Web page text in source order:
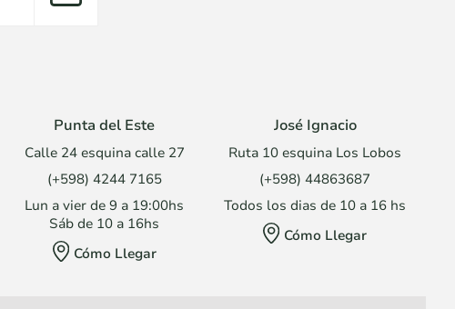
Punta del Este
Calle 24 esquina calle 27
(+598) 4244 7165
Lun a vier de 9 a 19:00hs
Sáb de 10 a 16hs
Cómo Llegar
José Ignacio
Ruta 10 esquina Los Lobos
(+598) 44863687
Todos los dias de 10 a 16 hs
Cómo Llegar